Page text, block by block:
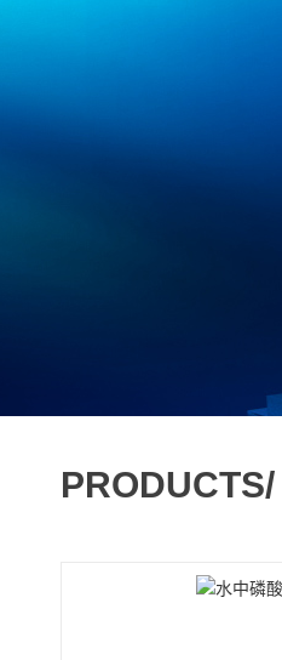
PRODUCTS/